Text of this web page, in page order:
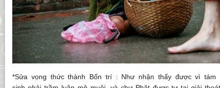
*Sửa vọng thức thành Bốn trí : Như nhận thấy được vì tám